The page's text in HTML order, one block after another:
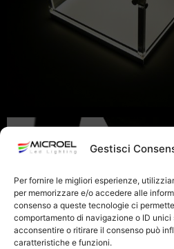
Gestisci
Per fornire le migliori esperienze,
per memorizzare e/o accedere alle
consenso a queste tecnologie ci
comportamento di navigazione o ID unici
acconsentire o ritirare il consenso può
caratteristiche e funzioni.